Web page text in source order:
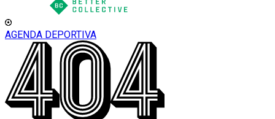
AGENDA DEPORTIVA